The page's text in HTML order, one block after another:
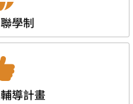
學制
導計畫